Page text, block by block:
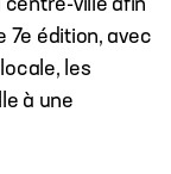
centre-ville afin
7e édition, avec
les
à une